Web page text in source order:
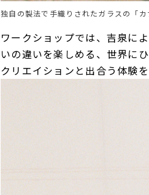
独自の製法で手織りされたガラスの「
ワークショップでは、吉泉に
いの違いを楽しめる、世界に
クリエイションと出合う体験を